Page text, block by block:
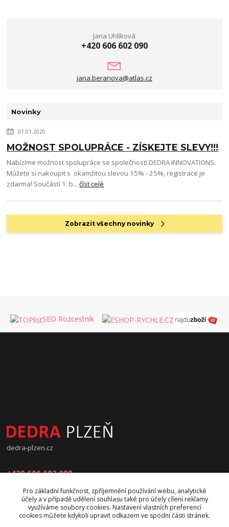
Jana Uhlíková
+420 606 602 090
jana.beranova@atlas.cz
Novinky
01.01.2020
MOŽNOST SPOLUPRÁCE - ZÍSKEJTE SLEVY!!!
Nabízíme možnost spolupráce se společností DEDRA INNOVATIONS.
Můžete si nakoupit s okamžitou slevou 15% - 25%, registrace je
zdarma! Součástí 1. b...číst celé
Zobrazit všechny novinky
SEO Rozcestník
dedra-plzen.cz
+420 606 602 090
jana.beranova@atlas.cz
Pro základní funkčnost, zpříjemnění používání webu, analytické
účely a v případě udělení souhlasu také pro účely cílení reklamy
využíváme soubory cookies. Nastavení vlastních preferencí
cookies můžete kdykoli upravit odkazem ve spodní části stránek.